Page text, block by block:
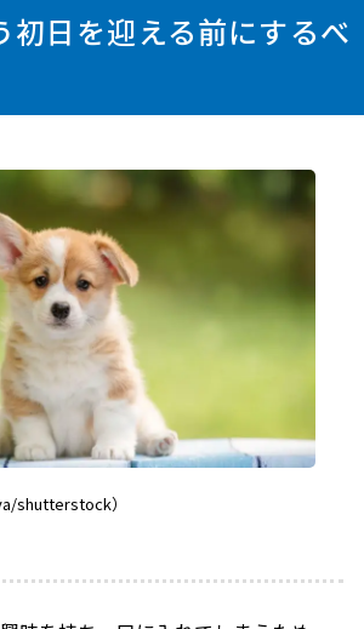
初日を迎える前にするべ
shutterstock）